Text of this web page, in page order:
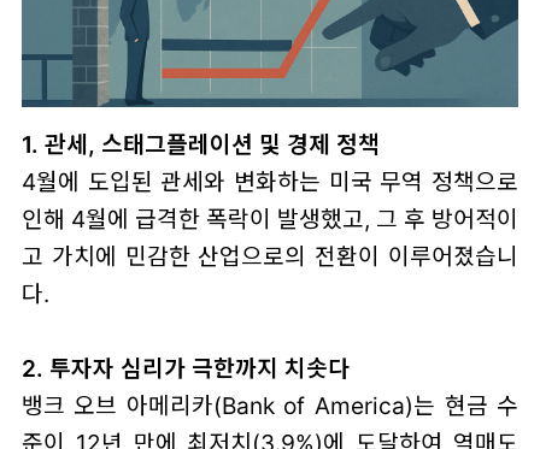
1. 관세, 스태그플레이션 및 경제 정책
4월에 도입된 관세와 변화하는 미국 무역 정책으로
인해 4월에 급격한 폭락이 발생했고, 그 후 방어적이
고 가치에 민감한 산업으로의 전환이 이루어졌습니
다.
2. 투자자 심리가 극한까지 치솟다
뱅크 오브 아메리카(Bank of America)는 현금 수
준이 12년 만에 최저치(3.9%)에 도달하여 역매도